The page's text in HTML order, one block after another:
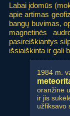
Labai įdomūs
apie artimas
bangų buvimas,
magnetinės
pasireiškiantys
išsiaiškinta ir gali
1984 m.
oranžine
ir jis
užfiksavo